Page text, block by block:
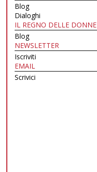
Blog
Dialoghi
IL REGNO DELLE DONNE
Blog
NEWSLETTER
Iscriviti
EMAIL
Scrivici